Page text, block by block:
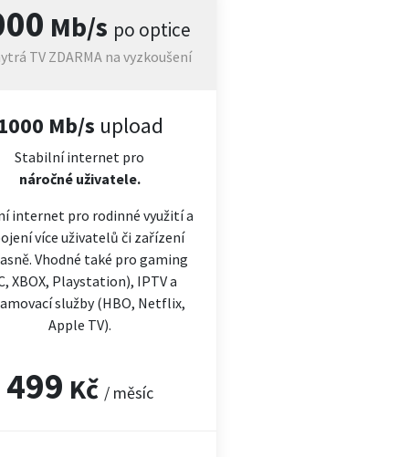
Mb/s po optice
TV ZDARMA na vyzkoušení
Mb/s upload
Stabilní internet pro
náročnéuživatele.
internet pro rodinné využití a
více uživatelů či zařízení
Vhodné také pro gaming
XBOX, Playstation), IPTV a
služby (HBO, Netflix,
Apple TV).
499 Kč / měsíc